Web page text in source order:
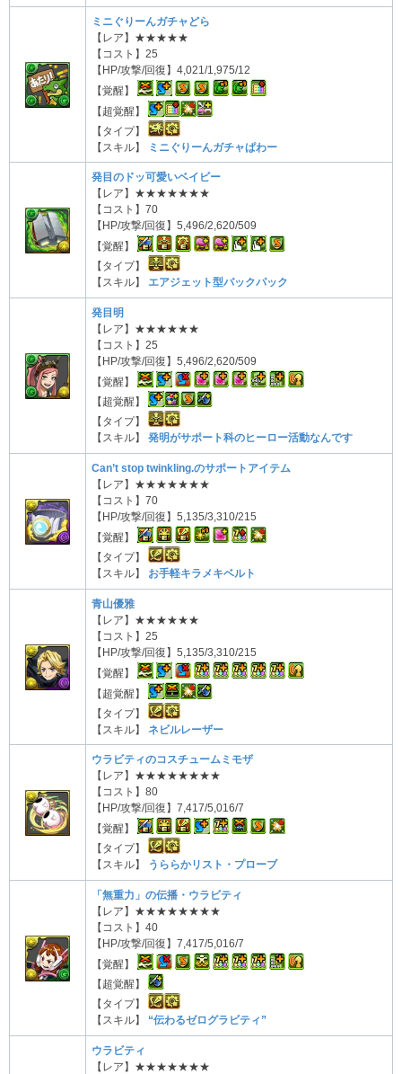
ミニぐりーんガチャどら
【レア】★★★★★
【コスト】25
【HP/攻撃/回復】4,021/1,975/12
【覚醒】
【超覚醒】
【タイプ】
【スキル】
ミニぐりーんガチャぱわー
発目のドッ可愛いベイビー
【レア】★★★★★★★
【コスト】70
【HP/攻撃/回復】5,496/2,620/509
【覚醒】
【タイプ】
【スキル】 エアジェット型バックパック
発目明
【レア】★★★★★★
【コスト】25
【HP/攻撃/回復】5,496/2,620/509
【覚醒】
【超覚醒】
【タイプ】
【スキル】 発明がサポート科のヒーロー活動なんです
Can’t stop twinkling.のサポートアイテム
【レア】★★★★★★★
【コスト】70
【HP/攻撃/回復】5,135/3,310/215
【覚醒】
【タイプ】
【スキル】 お手軽キラメキベルト
青山優雅
【レア】★★★★★★
【コスト】25
【HP/攻撃/回復】5,135/3,310/215
【覚醒】
【超覚醒】
【タイプ】
【スキル】 ネビルレーザー
ウラビティのコスチュームミモザ
【レア】★★★★★★★★
【コスト】80
【HP/攻撃/回復】7,417/5,016/7
【覚醒】
【タイプ】
【スキル】
うららかリスト・プローブ
「無重力」の伝播・ウラビティ
【レア】★★★★★★★★
【コスト】40
【HP/攻撃/回復】7,417/5,016/7
【覚醒】
【超覚醒】
【タイプ】
【スキル】 “伝わるゼログラビティ”
ウラビティ
【レア】★★★★★★★